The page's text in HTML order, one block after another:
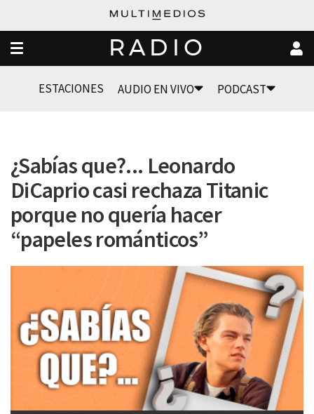
RADIO
ESTACIONES AUDIO EN VIVO PODCAST
​¿Sabías que?... Leonardo
DiCaprio casi rechaza Titanic
porque no quería hacer
“papeles románticos”